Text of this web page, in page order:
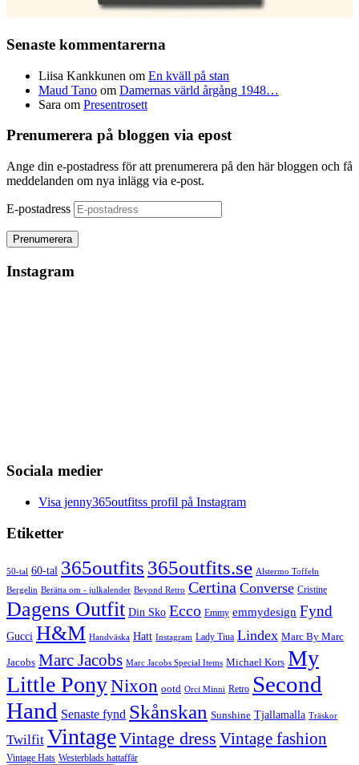
Senaste kommentarerna
Liisa Kankkunen om En kväll på stan
Maud Tano om Damernas värld årgång 1948…
Sara om Presentrosett
Prenumerera på bloggen via epost
Ange din e-postadress för att prenumerera på den här bloggen och få
meddelanden om nya inlägg via e-post.
E-postadress
Instagram
Sociala medier
Visa jenny365outfitss profil på Instagram
Etiketter
50-tal 60-tal 365outfits 365outfits.se Alstermo Toffeln
Bergelin Berätta om - julkalender Beyond Retro Certina Converse Cristine
Dagens Outfit Din Sko Ecco Emmy emmydesign Fynd
Gucci H&M Handväska Hatt Instagram Lady Tiua Lindex Marc By Marc
Jacobs Marc Jacobs Marc Jacobs Special Items Michael Kors My
Little PonyNixon ootd Orci Minni Retro Second
Hand Senaste fynd Skånskan Sunshine Tjallamalla Träskor
Twilfit VintageVintage dress Vintage fashion
Vintage Hats Westerblads hattaffär